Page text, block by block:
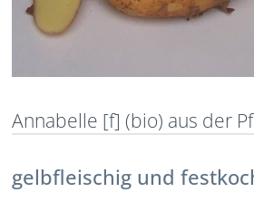
Annabelle [f] (bio) aus der
gelbfleischig und